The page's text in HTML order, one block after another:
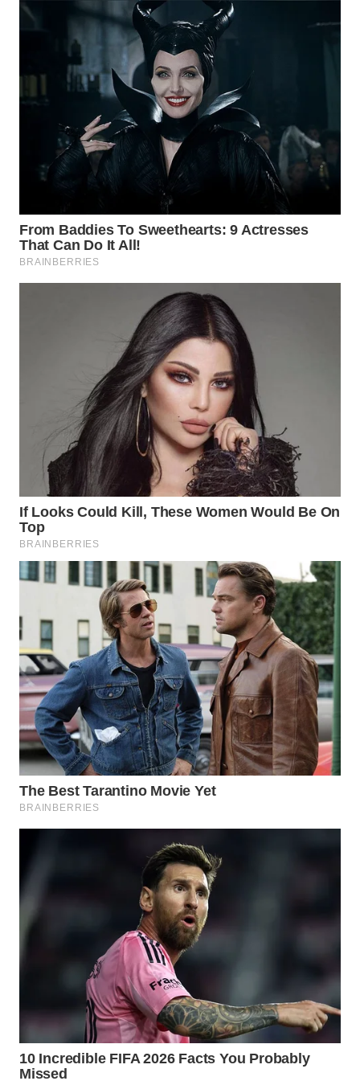
SUMEDANG
WN
CIANJUR
WN
KEPULAUAN
SERIBU
WN
TANGERANG
INDRAMAYU
WN
KUNINGAN
WN
MAJALENGKA
WN
SUBANG
WN
SUKABUMI
WN
PURWAKARTA
WN
PRIANGAN
MADURA
WN